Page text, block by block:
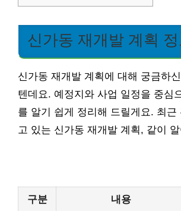
신가동 재개발 계획 정
신가동 재개발 계획에 대해 궁금하
텐데요. 예정지와 사업 일정을 중심
를 알기 쉽게 정리해 드릴게요. 최근
고 있는 신가동 재개발 계획, 같이
구분 내용